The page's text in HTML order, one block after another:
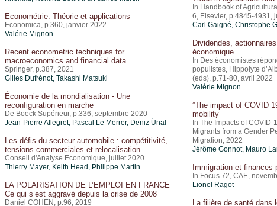
Econométrie. Théorie et applications
Economica, p.360, janvier 2022
Valérie Mignon
Recent econometric techniques for
macroeconomics and financial data
Springer, p.387, 2021
Gilles Dufrénot, Takashi Matsuki
Économie de la mondialisation - Une
reconfiguration en marche
De Boeck Supérieur, p.336, septembre 2020
Jean-Pierre Allegret, Pascal Le Merrer, Deniz Ünal
Les défis du secteur automobile : compétitivité,
tensions commerciales et relocalisation
Conseil d'Analyse Economique, juillet 2020
Thierry Mayer, Keith Head, Philippe Martin
LA POLARISATION DE L’EMPLOI EN FRANCE
Ce qui s’est aggravé depuis la crise de 2008
Daniel COHEN, p.96, 2019
In Handbook of
6, Elsevier, p.4845-4931,
Carl Gaigné, Christophe
Dividendes,
économique
In Des économistes
populistes, Hippolyte
(eds), p.71-80, avril 2022
Valérie Mignon
”The impact of COVID
mobility”
In The Impacts of
Migrants from a Gender
Migration, 2022
Jérôme Gonnot, Mauro
Immigration et finances
In Focus 72, CAE,
Lionel Ragot
La filière de santé dans